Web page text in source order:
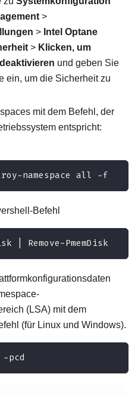
>
> Intel Optane
> Klicken, um
und geben Sie
ein, um die Sicherheit zu
mit dem Befehl, der
entspricht:
namespace all -f
Befehl
| Remove-PmemDisk
(LSA) mit dem
(für Linux und Windows).
pcd